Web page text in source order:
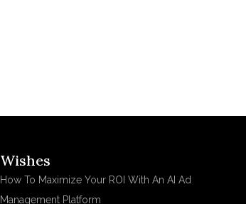
Wishes
How To Maximize Your ROI With An AI Ad
Management Platform